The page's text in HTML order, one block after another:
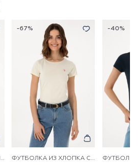
ФУТБОЛКА ИЗ ХЛОПКА ПРИТАЛЕННАЯ
-67%
ФУТБОЛКА ИЗ ХЛОПКА С ЛОГОТИПОМ
-40%